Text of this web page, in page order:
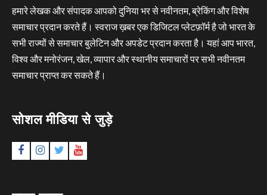
हमारे लेखक और संपादक आपको दुनिया भर से नवीनतम, ब्रेकिंग और विशेष
समाचार प्रदान करते हैं। स्वराज ख़बर एक डिजिटल प्लेटफ़ॉर्म है जो भारत के
सभी राज्यों से समाचार बुलेटिन और अपडेट प्रदान करता है। यहां आप भारत,
विश्व और मनोरंजन, खेल, व्यापार और स्थानीय समाचारों पर सभी नवीनतम
समाचार प्राप्त कर सकते हैं।
सोशल मीडिया से जुड़े
FacebookInstagram
TwitterYouTube